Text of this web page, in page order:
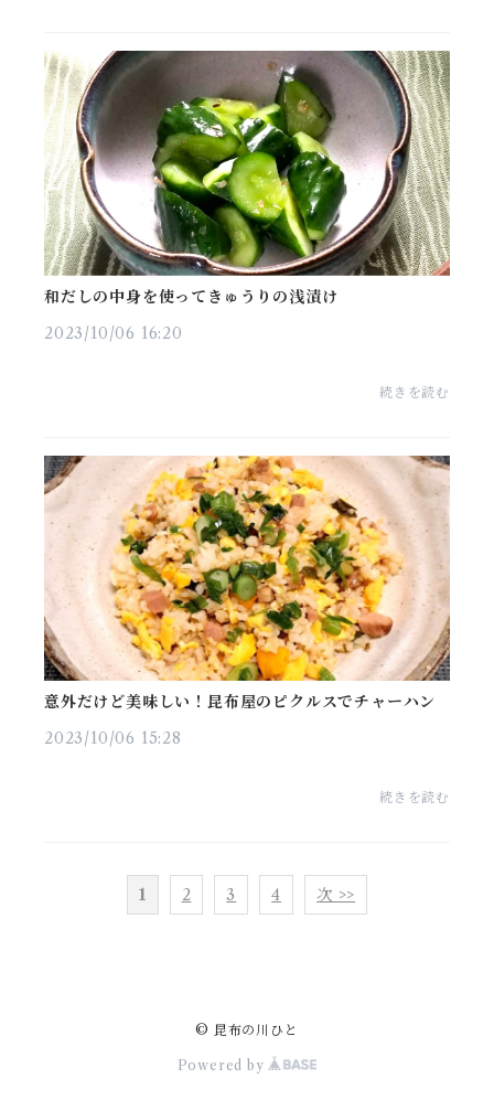
和だしの中身を使ってきゅうりの浅漬け
2023/10/06 16:20
続きを読む
意外だけど美味しい！昆布屋のピクルスでチャーハン
2023/10/06 15:28
続きを読む
1 2 3 4 次 >>
© 昆布の川ひと
Powered by